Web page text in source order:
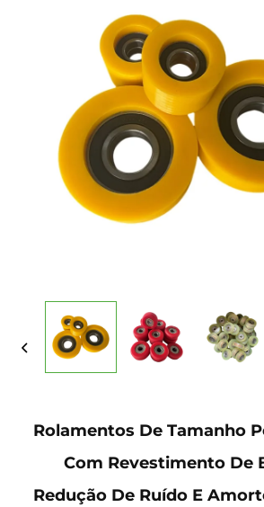
Rolamentos De Tamanho
Com Revestimento De
Redução De Ruído E